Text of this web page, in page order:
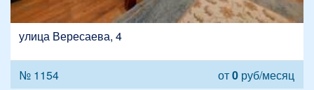
улица Вересаева, 4
№ 1154 от0 руб/месяц